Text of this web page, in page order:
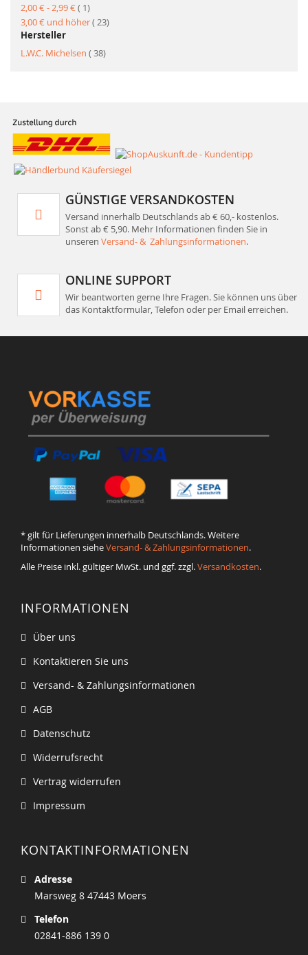
2,00 €-2,99 € 1Artikel
3,00 € und höher 23Artikel
Hersteller
L.W.C. Michelsen
38Artikel
GÜNSTIGE VERSANDKOSTEN
Versand innerhalb Deutschlands ab € 60,- kostenlos.
Sonst ab € 5,90. Mehr Informationen finden Sie in
unseren Versand- & Zahlungsinformationen.
ONLINE SUPPORT
Wir beantworten gerne Ihre Fragen. Sie können uns über
das Kontaktformular, Telefon oder per Email erreichen.
* gilt für Lieferungen innerhalb Deutschlands. Weitere
Informationen sieheVersand- & Zahlungsinformationen.
Alle Preise inkl. gültiger MwSt. und ggf. zzgl.Versandkosten.
INFORMATIONEN
Über uns
Kontaktieren Sie uns
Versand- & Zahlungsinformationen
AGB
Datenschutz
Widerrufsrecht
Vertrag widerrufen
Impressum
KONTAKTINFORMATIONEN
Adresse
Marsweg 8 47443 Moers
Telefon
02841-886 139 0